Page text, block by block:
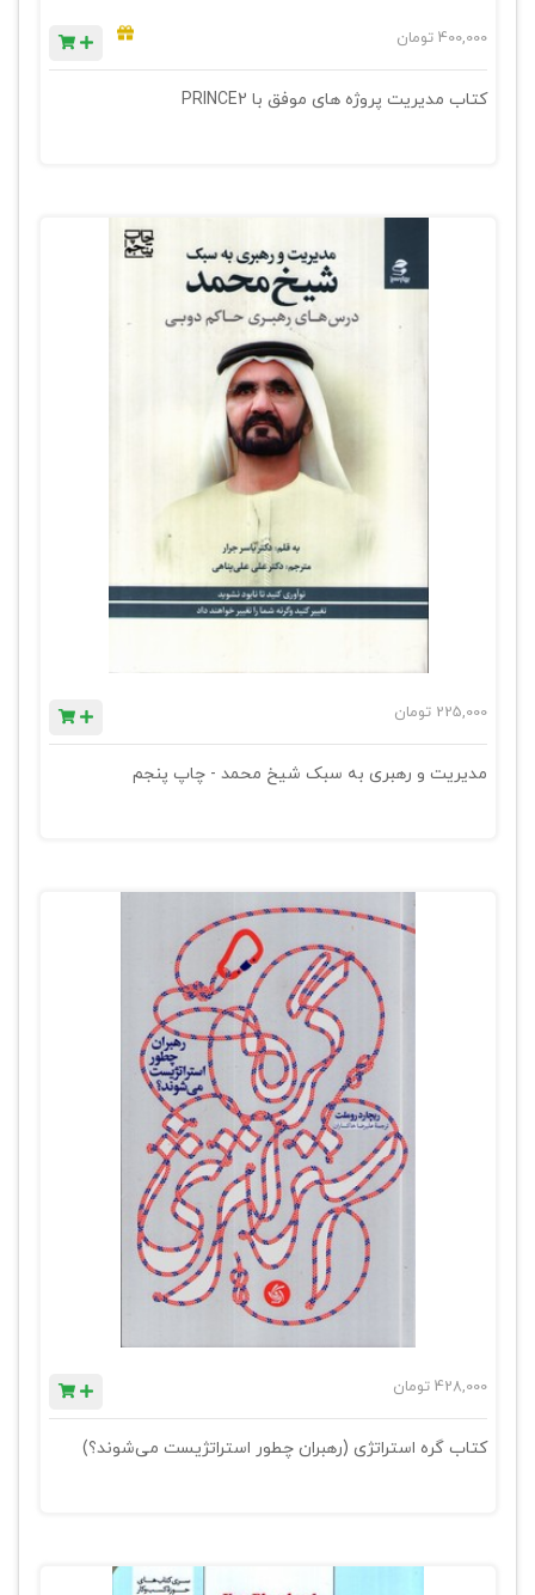
400,000 تومان
کتاب مدیریت پروژه های موفق با PRINCE2
225,000 تومان
مدیریت و رهبری به سبک شیخ محمد - چاپ پنجم
428,000 تومان
کتاب گره استراتژی (رهبران چطور استراتژیست می‌شوند؟)